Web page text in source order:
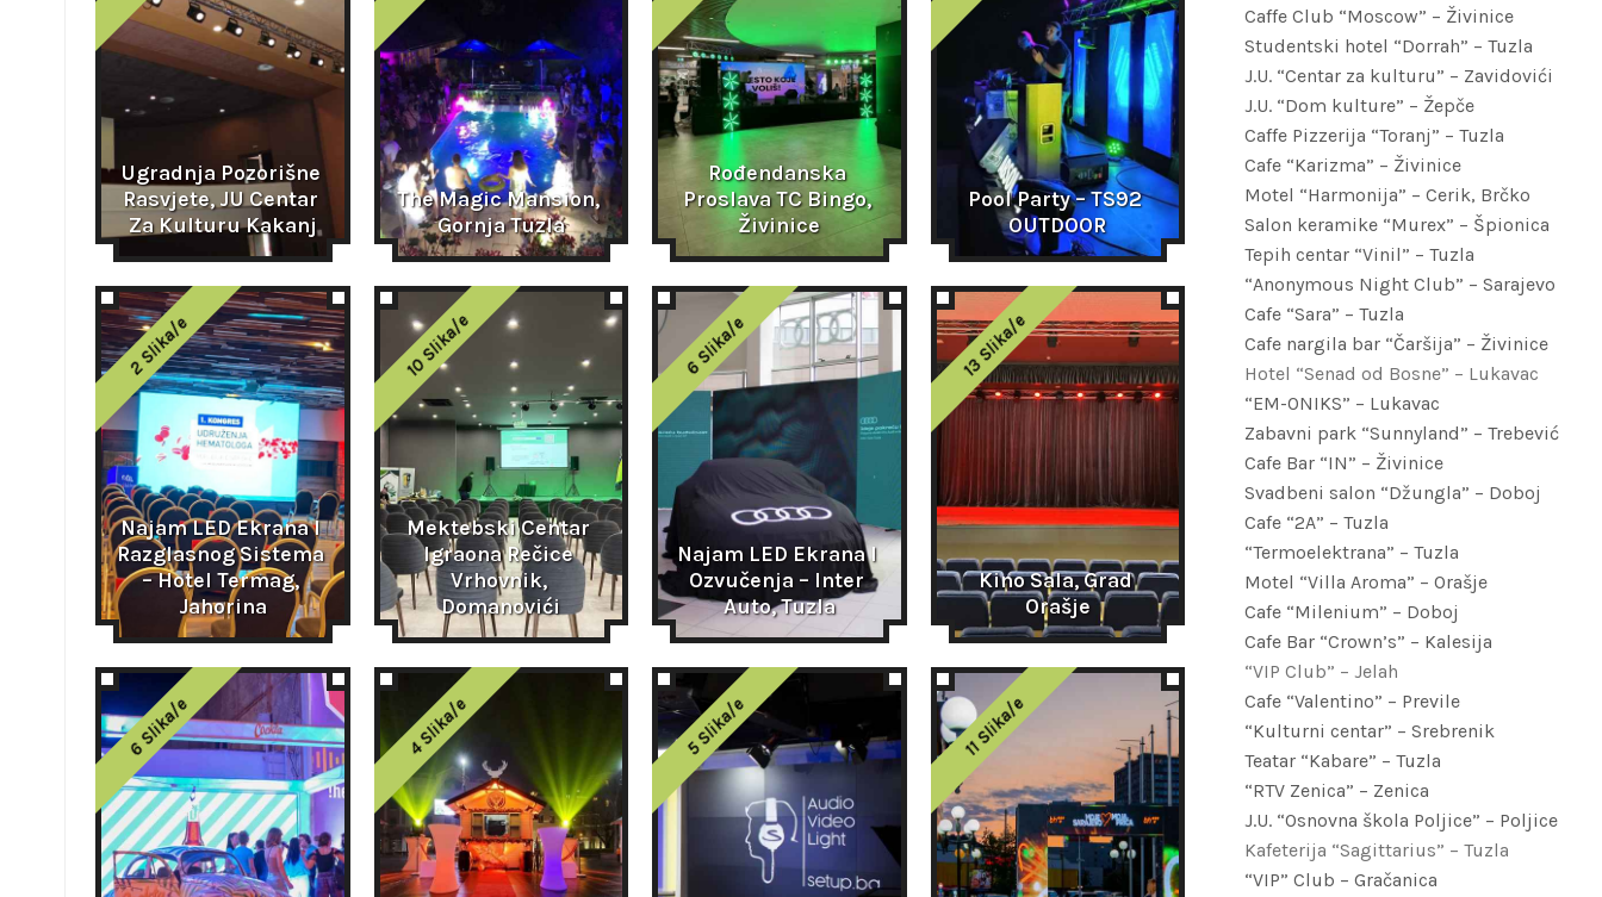
Ugradnja Pozorišne
Rasvjete, JU Centar
Za Kulturu Kakanj
The Magic Mansion,
Gornja Tuzla
Rođendanska
Proslava TC Bingo,
Živinice
Pool Party – TS92
OUTDOOR
2 Slika/e
Najam LED Ekrana I
Razglasnog Sistema
– Hotel Termag,
Jahorina
10 Slika/e
Mektebski Centar
Igraona Rečice
Vrhovnik,
Domanovići
6 Slika/e
Najam LED Ekrana I
Ozvučenja – Inter
Auto, Tuzla
13 Slika/e
Kino Sala, Grad
Orašje
6 Slika/e 4 Slika/e 5 Slika/e 11 Slika/e
Caffe Club “Moscow” – Živinice
Studentski hotel “Dorrah” – Tuzla
J.U. “Centar za kulturu” – Zavidovići
J.U. “Dom kulture” – Žepče
Caffe Pizzerija “Toranj” – Tuzla
Cafe “Karizma” – Živinice
Motel “Harmonija” – Cerik, Brčko
Salon keramike “Murex” – Špionica
Tepih centar “Vinil” – Tuzla
“Anonymous Night Club” – Sarajevo
Cafe “Sara” – Tuzla
Cafe nargila bar “Čaršija” – Živinice
Hotel “Senad od Bosne” – Lukavac
“EM-ONIKS” – Lukavac
Zabavni park “Sunnyland” – Trebević
Cafe Bar “IN” – Živinice
Svadbeni salon “Džungla” – Doboj
Cafe “2A” – Tuzla
“Termoelektrana” – Tuzla
Motel “Villa Aroma” – Orašje
Cafe “Milenium” – Doboj
Cafe Bar “Crown’s” – Kalesija
“VIP Club” – Jelah
Cafe “Valentino” – Previle
“Kulturni centar” – Srebrenik
Teatar “Kabare” – Tuzla
“RTV Zenica” – Zenica
J.U. “Osnovna škola Poljice” – Poljice
Kafeterija “Sagittarius” – Tuzla
“VIP” Club – Gračanica